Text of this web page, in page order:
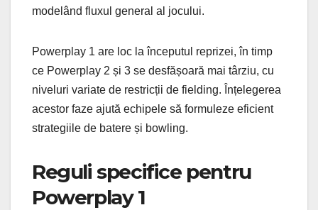
modelând fluxul general al jocului.
Powerplay 1 are loc la începutul reprizei, în timp
ce Powerplay 2 și 3 se desfășoară mai târziu, cu
niveluri variate de restricții de fielding. Înțelegerea
acestor faze ajută echipele să formuleze eficient
strategiile de batere și bowling.
Reguli specifice pentru
Powerplay 1